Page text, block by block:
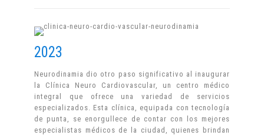
2023
Neurodinamia dio otro paso significativo al inaugurar
la Clínica Neuro Cardiovascular, un centro médico
integral que ofrece una variedad de servicios
especializados. Esta clínica, equipada con tecnología
de punta, se enorgullece de contar con los mejores
especialistas médicos de la ciudad, quienes brindan